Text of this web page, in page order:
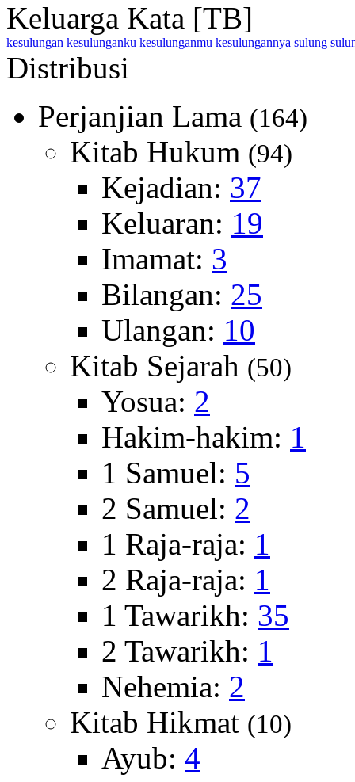
Keluarga Kata [TB]
kesulungan kesulunganku kesulunganmu kesulungannya sulung
Distribusi
Perjanjian Lama (164)
Kitab Hukum (94)
Kejadian: 37
Keluaran: 19
Imamat: 3
Bilangan: 25
Ulangan: 10
Kitab Sejarah (50)
Yosua: 2
Hakim-hakim: 1
1 Samuel: 5
2 Samuel: 2
1 Raja-raja: 1
2 Raja-raja: 1
1 Tawarikh: 35
2 Tawarikh: 1
Nehemia: 2
Kitab Hikmat (10)
Ayub: 4